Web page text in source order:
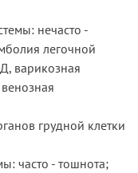
нечасто -
легочной
варикозная
грудной клетки
часто - тошнота;